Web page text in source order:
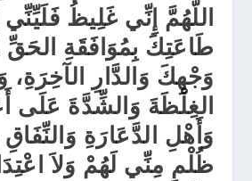
اللَّهُمَّ إِنِّي غَلِيظُ
طَاعَتِكَ بِمُوَافَقَةِ الحَقِّ
وَجْهِكَ وَالدَّارِ الآخِرَةِ،
الغِلْظَةَ وَالشِّدَّةَ عَلَى
وَأَهْلِ الدَّعَارَةِ
ظُلْمٍ مِنِّي لَهُمْ وَلاَ